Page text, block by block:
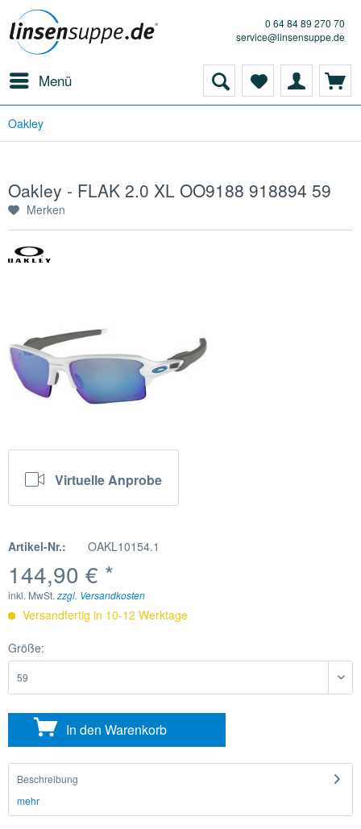
0 64 84 89 270 70
service@linsensuppe.de
Menü
Oakley
Oakley - FLAK 2.0 XL OO9188 918894 59
Merken
Virtuelle Anprobe
Artikel-Nr.: OAKL10154.1
144,90 € *
inkl. MwSt. zzgl. Versandkosten
Versandfertig in 10-12 Werktage
Größe:
In den Warenkorb
Beschreibung
mehr